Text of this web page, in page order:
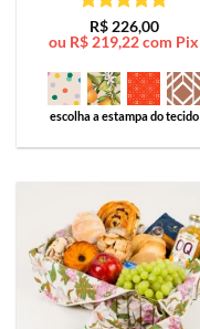
Avaliação5
de 5
R$226,00
ou R$219,22com Pix
escolha a estampa do tecido